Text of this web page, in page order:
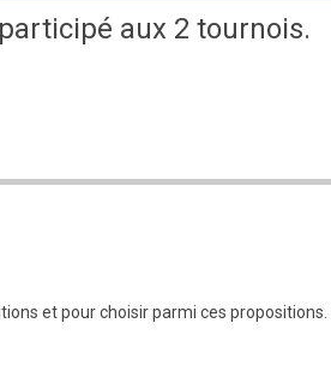
aux 2 tournois.
et pour choisir parmi ces propositions.